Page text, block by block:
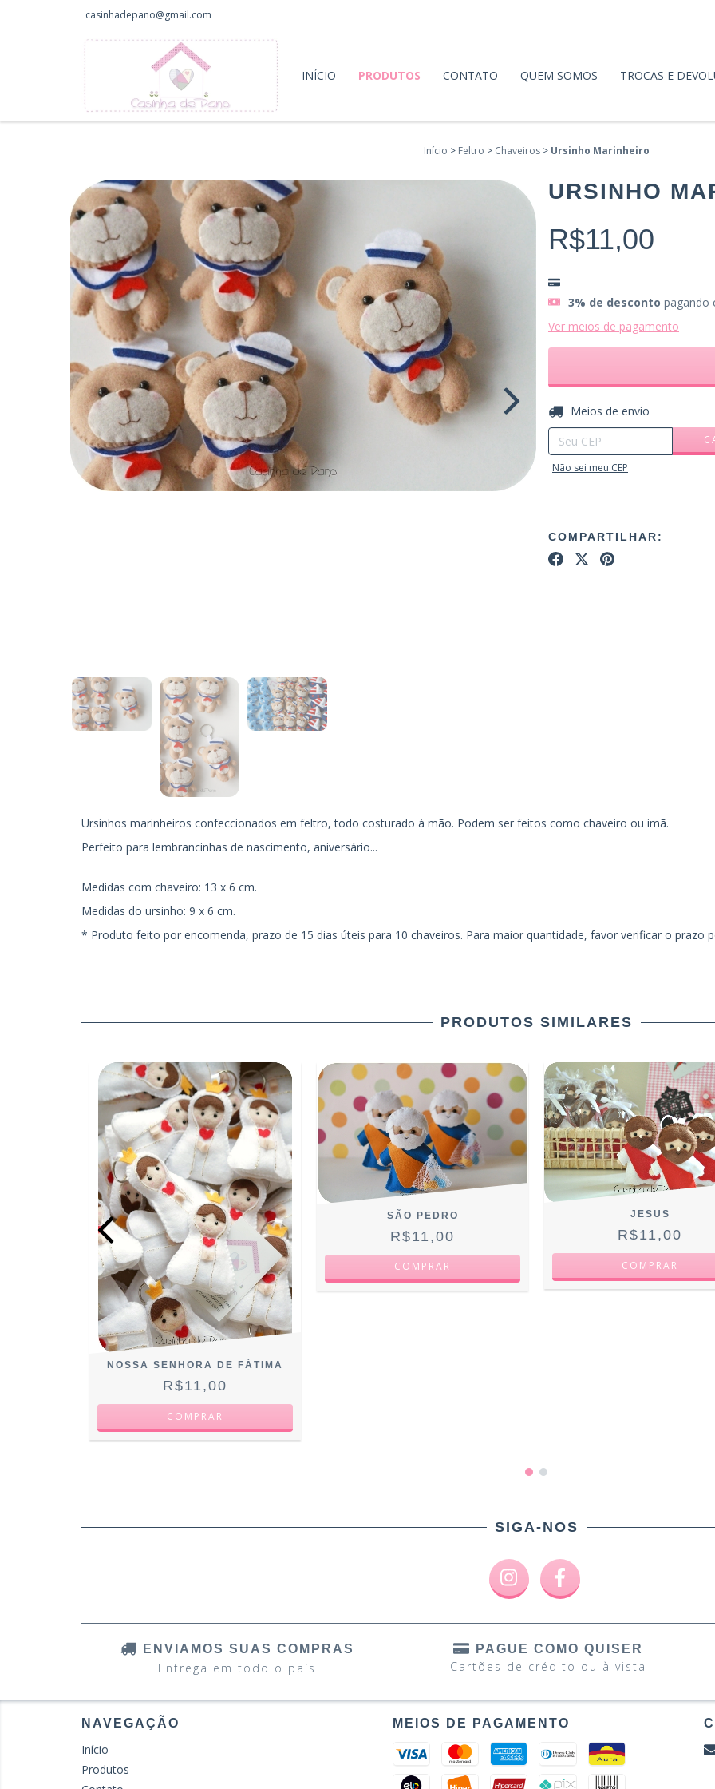
casinhadepano@gmail.com
INÍCIO PRODUTOS CONTATO QUEM SOMOS TROCAS E
Início > Feltro > Chaveiros > Ursinho Marinheiro
URSINHO
R$11,00
3% de desconto pagando
Ver meios de pagamento
Entregas para o CEP:
Meios de envio
Não sei meu CEP
COMPARTILHAR:
Ursinhos marinheiros confeccionados em feltro, todo costurado à mão. Podem ser feitos como chaveiro ou imã.
Perfeito para lembrancinhas de nascimento, aniversário...
Medidas com chaveiro: 13 x 6 cm.
Medidas do ursinho: 9 x 6 cm.
* Produto feito por encomenda, prazo de 15 dias úteis para 10 chaveiros. Para maior quantidade, favor verificar o prazo
PRODUTOS SIMILARES
NOSSA SENHORA DE FÁTIMA
R$11,00
SÃO PEDRO
R$11,00
JESUS
R$11,00
SIGA-NOS
ENVIAMOS SUAS COMPRAS
Entrega em todo o país
PAGUE COMO QUISER
Cartões de crédito ou à vista
NAVEGAÇÃO
Início
Produtos
MEIOS DE PAGAMENTO